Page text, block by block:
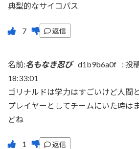
典型的なサイコパス
返信
名前:名もなき忍び d1b9b6a0f : 投
18:33:01
ゴリナルドは学力はすごいけど人間
プレイヤーとしてチームにいた時は
どね
返信